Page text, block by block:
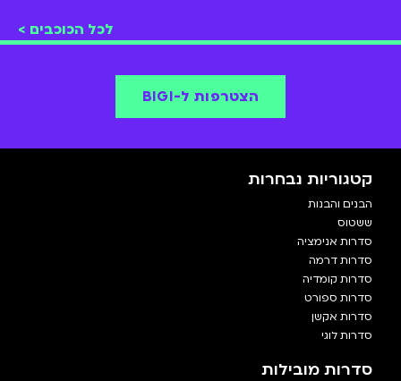
לכל הכוכבים >
הצטרפות ל-BIGI
קטגוריות נבחרות
הבנים והבנות
ששטוס
סדרות אנימציה
סדרות דרמה
סדרות קומדיה
סדרות ספורט
סדרות אקשן
סדרות לוגי
סדרות מובילות